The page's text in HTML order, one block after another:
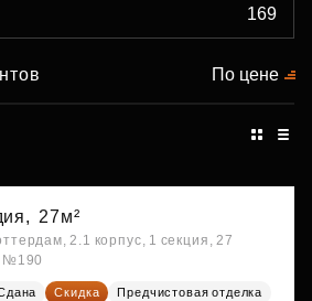
По цене
27м²
2.1 корпус, 1 секция, 27
№190
Скидка
Предчистовая отделка